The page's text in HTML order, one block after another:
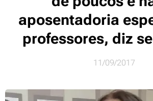
aposentadoria
professores, diz
11/09/2017